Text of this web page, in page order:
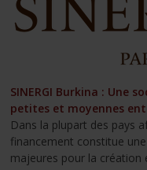
SINERGI Burkina : Une
petites et moyennes
Dans la plupart des pays
financement constitue
majeures pour la création